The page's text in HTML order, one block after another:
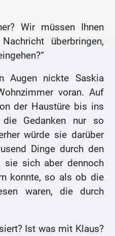
Wir müssen Ihnen
überbringen,
Augen nickte Saskia
voran. Auf
der Haustüre bis ins
die Gedanken nur so
würde sie darüber
Dinge durch den
sie sich aber dennoch
konnte, so als ob die
waren, die durch
Ist was mit Klaus?